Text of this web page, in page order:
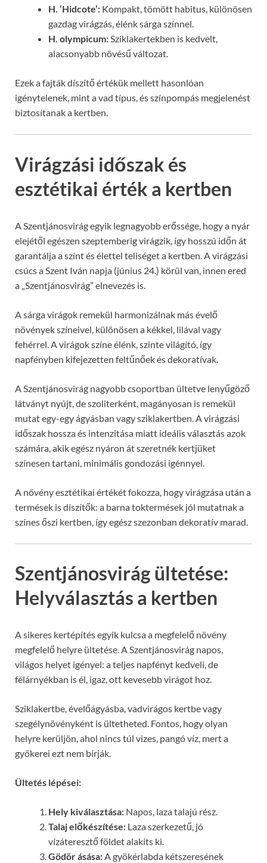
H. ‘Hidcote’: Kompakt, tömött habitus, különösen
gazdag virágzás, élénk sárga színnel.
H. olympicum:Sziklakertekben is kedvelt,
alacsonyabb növésű változat.
Ezek a fajták díszítő értékük mellett hasonlóan
igénytelenek, mint a vad típus, és színpompás megjelenést
biztosítanak a kertben.
Virágzási időszak és
esztétikai érték a kertben
A Szentjánosvirág egyik legnagyobb erőssége, hogy a nyár
elejétől egészen szeptemberig virágzik, így hosszú időn át
garantálja a színt és élettel teliséget a kertben. A virágzási
csúcs a Szent Iván napja (június 24.) körül van, innen ered
a „Szentjánosvirág” elnevezés is.
A sárga virágok remekül harmonizálnak más évelő
növények színeivel, különösen a kékkel, lilával vagy
fehérrel. A virágok színe élénk, szinte világító, így
napfényben kifejezetten feltűnőek és dekoratívak.
A Szentjánosvirág nagyobb csoportban ültetve lenyűgöző
látványt nyújt, de szoliterként, magányosan is remekül
mutat egy-egy ágyásban vagy sziklakertben. A virágzási
időszak hossza és intenzitása miatt ideális választás azok
számára, akik egész nyáron át szeretnék kertjüket
színesen tartani, minimális gondozási igénnyel.
A növény esztétikai értékét fokozza, hogy virágzása után a
termések is díszítők: a barna toktermések jól mutatnak a
színes őszi kertben, így egész szezonban dekoratív marad.
Szentjánosvirág ültetése:
Helyválasztás a kertben
A sikeres kertépítés egyik kulcsa a megfelelő növény
megfelelő helyre ültetése. A Szentjánosvirág napos,
világos helyet igényel: a teljes napfényt kedveli, de
félárnyékban is él, igaz, ott kevesebb virágot hoz.
Sziklakertbe, évelőágyásba, vadvirágos kertbe vagy
szegélynövényként is ültetheted. Fontos, hogy olyan
helyre kerüljön, ahol nincs túl vizes, pangó víz, mert a
gyökerei ezt nem bírják.
Ültetés lépései:
Hely kiválasztása: Napos, laza talajú rész.
Talaj előkészítése: Laza szerkezetű, jó
vízáteresztő földet alakíts ki.
Gödör ásása:A gyökérlabda kétszeresének